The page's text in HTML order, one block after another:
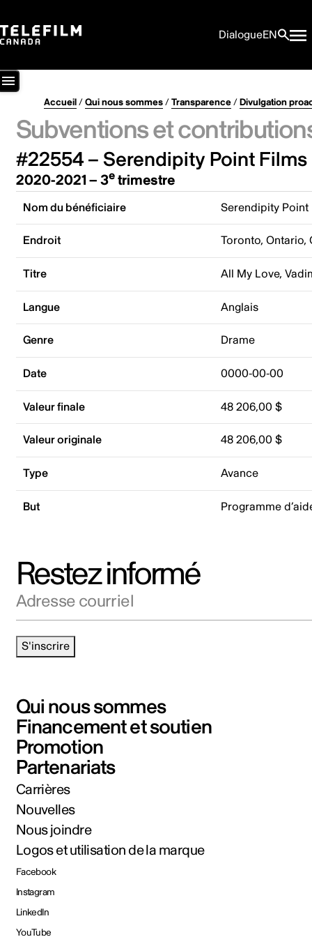
DialogueEN
Accueil/Qui nous sommes/Transparence/Divulgation
Subventions et
#22554 – Serendipity Point Films
2020-2021 – 3etrimestre
Nom du bénéficiaire Serendipity Point
Endroit Toronto, Ontario,
Titre All My Love,
Langue Anglais
Genre Drame
Date 0000-00-00
Valeur finale 48 206,00 $
Valeur originale 48 206,00 $
Type Avance
But Programme
Restez informé
S'inscrire
Qui nous sommes
Financement et soutien
Promotion
Partenariats
Carrières
Nouvelles
Nous joindre
Logos et utilisation de la marque
Facebook
Instagram
LinkedIn
YouTube